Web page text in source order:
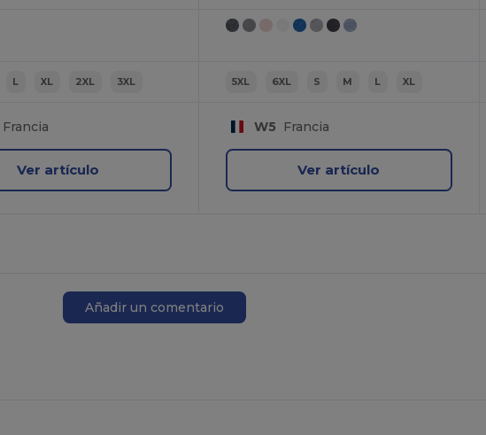
L XL 2XL 3XL
Francia
Ver artículo
5XL 6XL S M L XL
W5 Francia
Ver artículo
Añadir un comentario